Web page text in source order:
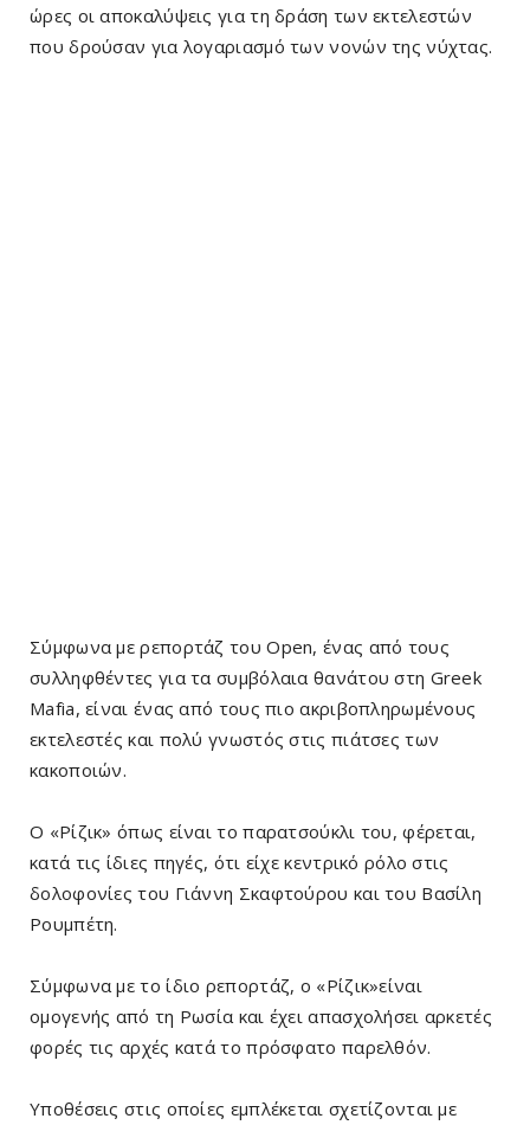
ώρες οι αποκαλύψεις για τη δράση των εκτελεστών
που δρούσαν για λογαριασμό των νονών της νύχτας.
Σύμφωνα με ρεπορτάζ του Open, ένας από τους
συλληφθέντες για τα συμβόλαια θανάτου στη Greek
Mafia, είναι ένας από τους πιο ακριβοπληρωμένους
εκτελεστές και πολύ γνωστός στις πιάτσες των
κακοποιών.
Ο «Ρίζικ» όπως είναι το παρατσούκλι του, φέρεται,
κατά τις ίδιες πηγές, ότι είχε κεντρικό ρόλο στις
δολοφονίες του Γιάννη Σκαφτούρου και του Βασίλη
Ρουμπέτη.
Σύμφωνα με το ίδιο ρεπορτάζ, ο «Ρίζικ»είναι
ομογενής από τη Ρωσία και έχει απασχολήσει αρκετές
φορές τις αρχές κατά το πρόσφατο παρελθόν.
Υποθέσεις στις οποίες εμπλέκεται σχετίζονται με